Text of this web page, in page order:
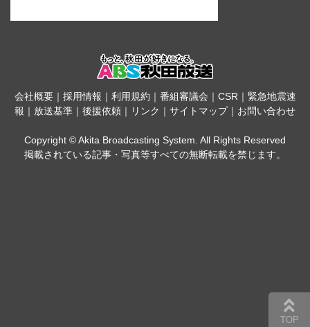
会社概要｜ 採用情報 ｜ 利用規約 ｜ 番組審議会 ｜ CSR｜ 緊急地震速
報 ｜ 放送基準 ｜ 後援依頼 ｜ リンク ｜ サイトマップ｜ お問い合わせ
Copyright © Akita Broadcasting System. All Rights Reserved
掲載されている記事・写真等すべての無断転載を禁じます。